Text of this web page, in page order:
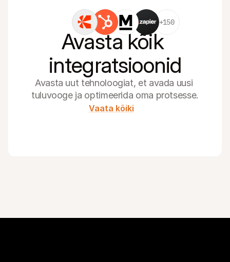
+150
Avasta kõik
integratsioonid
Avasta uut tehnoloogiat, et avada uusi
tuluvooge ja optimeerida oma protsesse.
Vaata kõiki